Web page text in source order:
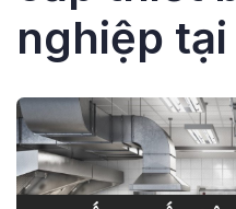
nghiệp tại